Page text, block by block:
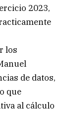
2023,
los
de datos,
que
al cálculo